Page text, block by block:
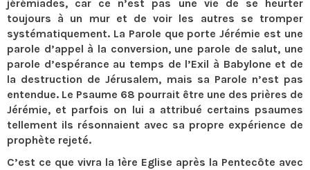
jérémiades, car ce n’est pas une vie de se heurter
toujours à un mur et de voir les autres se tromper
systématiquement. La Parole que porte Jérémie est une
parole d’appel à la conversion, une parole de salut, une
parole d’espérance au temps de l’Exil à Babylone et de
la destruction de Jérusalem, mais sa Parole n’est pas
entendue. Le Psaume 68 pourrait être une des prières de
Jérémie, et parfois on lui a attribué certains psaumes
tellement ils résonnaient avec sa propre expérience de
prophète rejeté.
C’est ce que vivra la 1ère Eglise après la Pentecôte avec